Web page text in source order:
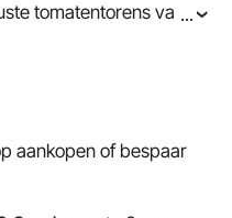
tomatentorens van
het klimmen van
...
aankopen of bespaar